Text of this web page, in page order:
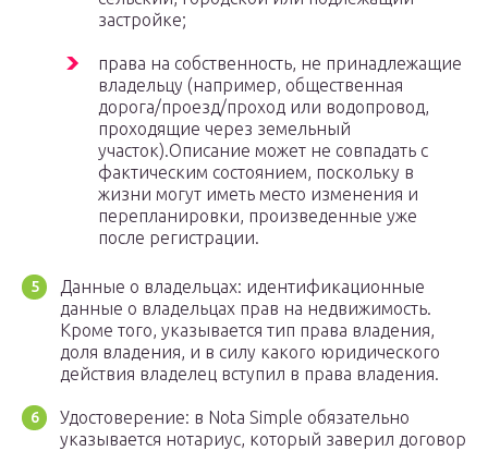
застройке;
права на собственность, не принадлежащие
владельцу (например, общественная
дорога/проезд/проход или водопровод,
проходящие через земельный
участок).Описание может не совпадать с
фактическим состоянием, поскольку в
жизни могут иметь место изменения и
перепланировки, произведенные уже
после регистрации.
Данные о владельцах: идентификационные
данные о владельцах прав на недвижимость.
Кроме того, указывается тип права владения,
доля владения, и в силу какого юридического
действия владелец вступил в права владения.
Удостоверение: в Nota Simple обязательно
указывается нотариус, который заверил договор